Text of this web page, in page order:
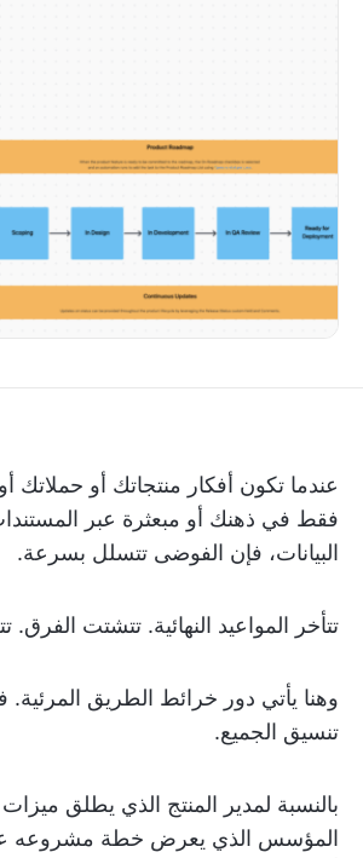
عندما تكون أفكار منتجاتك أو حملاتك
فقط في ذهنك أو مبعثرة عبر
البيانات، فإن الفوضى تتسلل بسرعة.
تتأخر المواعيد النهائية. تتشتت الفرق.
وهنا يأتي دور خرائط الطريق
تنسيق الجميع.
بالنسبة لمدير المنتج الذي يطلق
المؤسس الذي يعرض خطة مشروعه